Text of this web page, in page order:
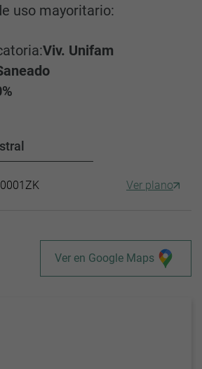
uso mayoritario:
Viv. Unifam
Ver plano
Ver en Google Maps